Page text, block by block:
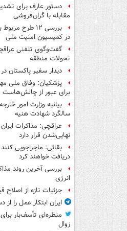
دستور عارف برای
مقابله با گران‌فروشی
بررسی ۱۲ طرح
در کمیسیون امنیت ملی
گفت‌وگوی تلفنی
تحولات منطقه
دیدار سفیر پاکستان
پزشکیان: وفاق ملی
برای عبور از چالش‌هاست
بیانیه وزارت امور
سالگرد شهادت هنیه
عراقچی: مذاکرات
نهایی‌شدن قرار دارد
بقائی: ماجراجویی
دریافت خواهند کرد
بررسی آخرین روند
انرژی
جزئیات تازه از اصلاح
ایران ابتکار عمل را
منظره‌ای تأسف‌بار
زوال